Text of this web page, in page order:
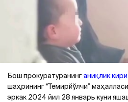
Бош прокуратуранинганиқлик
шаҳрининг “Темирйўлчи”
эркак 2024 йил 28 январь куни